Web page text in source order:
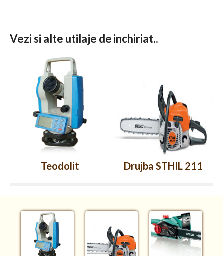
Vezi si alte utilaje de inchiriat..
Teodolit Drujba STHIL 211